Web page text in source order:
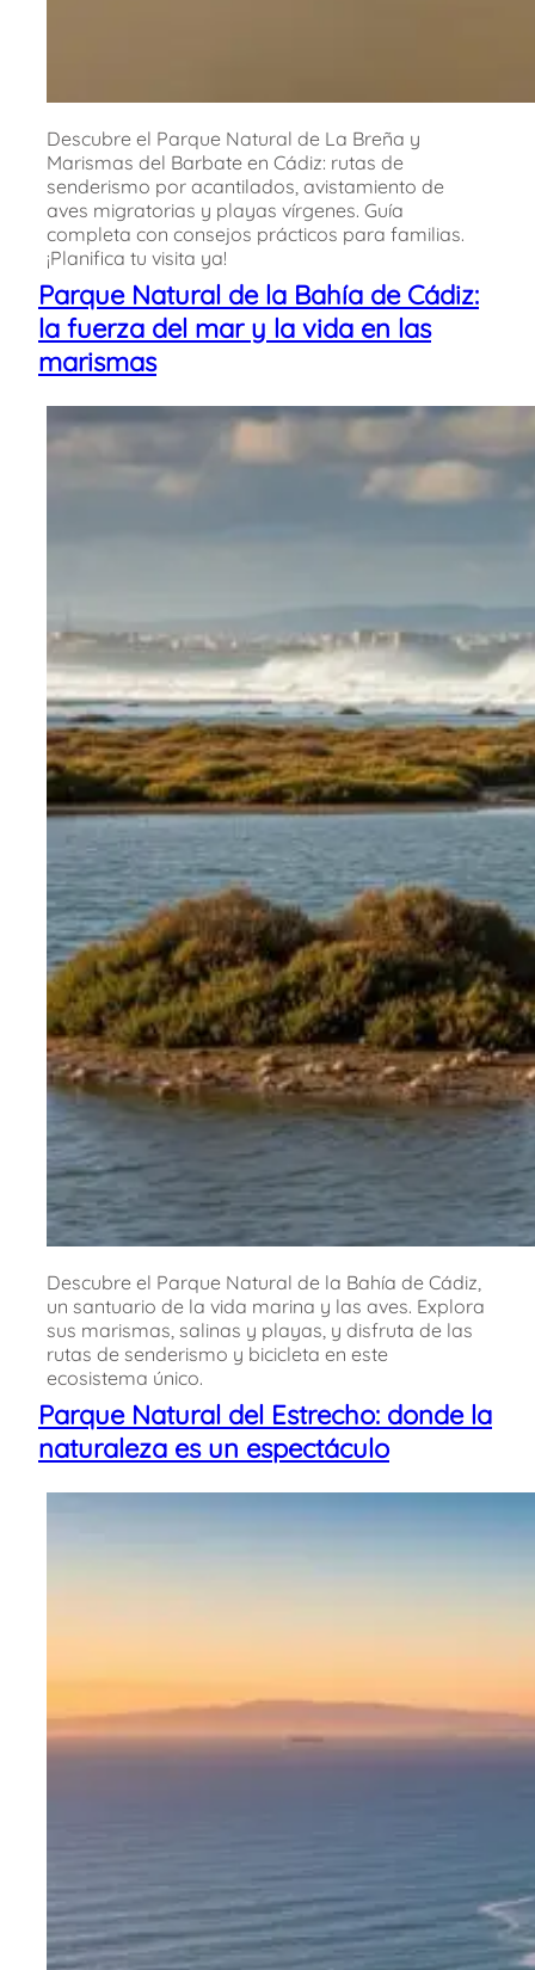
Descubre el Parque Natural de La Breña y
Marismas del Barbate en Cádiz: rutas de
senderismo por acantilados, avistamiento de
aves migratorias y playas vírgenes. Guía
completa con consejos prácticos para familias.
¡Planifica tu visita ya!
Parque Natural de la Bahía de Cádiz:
la fuerza del mar y la vida en las
marismas
Descubre el Parque Natural de la Bahía de Cádiz,
un santuario de la vida marina y las aves. Explora
sus marismas, salinas y playas, y disfruta de las
rutas de senderismo y bicicleta en este
ecosistema único.
Parque Natural del Estrecho: donde la
naturaleza es un espectáculo